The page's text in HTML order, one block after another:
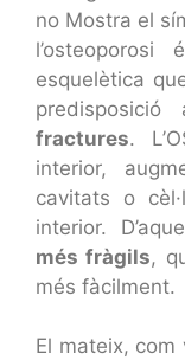
no Mostra el
esquelètica
fractures.
interior,
cavitats o
interior.
més fràgils,
més fàcilment.
El mateix,